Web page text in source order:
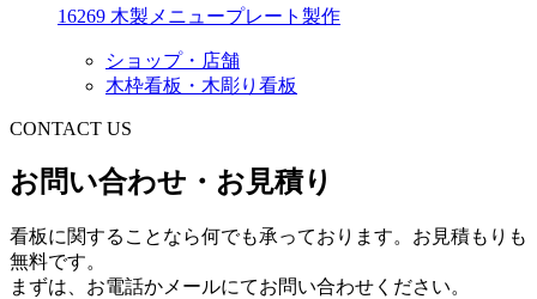
16269 木製メニュープレート製作
ショップ・店舗
木枠看板・木彫り看板
CONTACT US
お問い合わせ・お見積り
看板に関することなら何でも承っております。お見積もりも
無料です。
まずは、お電話かメールにてお問い合わせください。